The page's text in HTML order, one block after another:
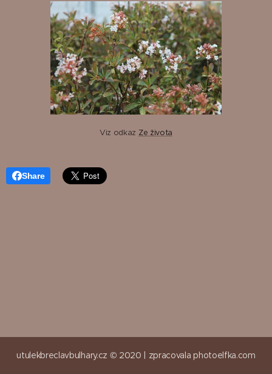
Viz odkaz Ze života
Share
utulekbreclavbulhary.cz © 2020 | zpracovala photoelfka.com